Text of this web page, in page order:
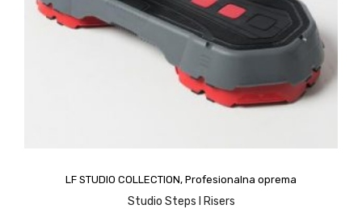
LF STUDIO COLLECTION, Profesionalna oprema
Studio Steps I Risers